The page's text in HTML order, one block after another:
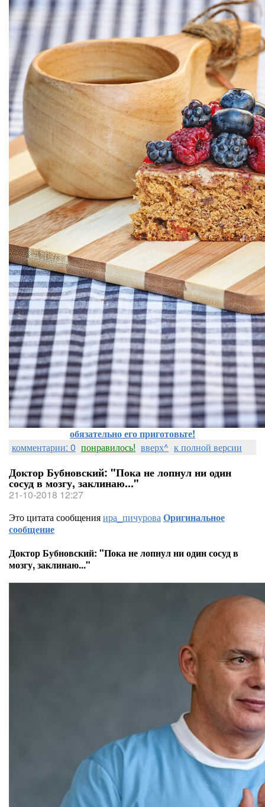
обязательно его приготовьте!
комментарии: 0 понравилось! вверх^ к полной версии
Доктор Бубновский: "Пока не лопнул ни один
сосуд в мозгу, заклинаю..."
21-10-2018 12:27
Это цитата сообщенияира_пичуроваОригинальное
сообщение
Доктор Бубновский: "Пока не лопнул ни один сосуд в
мозгу, заклинаю..."